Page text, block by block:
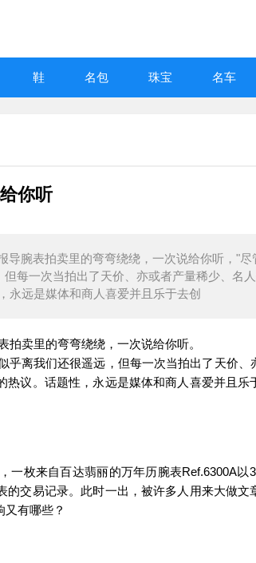
鞋 名包 珠宝 名车
你听
导腕表拍卖里的弯弯绕绕，一次说给你听，"
每一次当拍出了天价、亦或者产量稀少、名
永远是媒体和商人喜爱并且乐于去创
拍卖里的弯弯绕绕，一次说给你听。
乎离我们还很遥远，但每一次当拍出了天价、
议。话题性，永远是媒体和商人喜爱并且乐
一枚来自百达翡丽的万年历腕表Ref.6300A以
的交易记录。此时一出，被许多人用来大做文
有哪些？